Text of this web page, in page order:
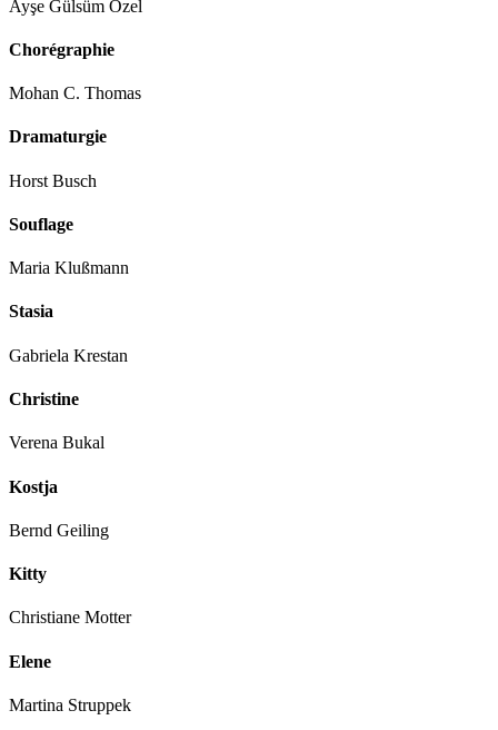
Ayşe Gülsüm Özel
Chorégraphie
Mohan C. Thomas
Dramaturgie
Horst Busch
Souflage
Maria Klußmann
Stasia
Gabriela Krestan
Christine
Verena Bukal
Kostja
Bernd Geiling
Kitty
Christiane Motter
Elene
Martina Struppek